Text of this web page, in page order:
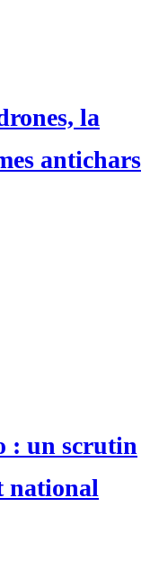
la
antichars
: un scrutin
national